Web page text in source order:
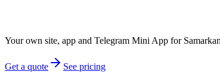
Your own site, app and Telegram Mini App for
Get a quote See pricing